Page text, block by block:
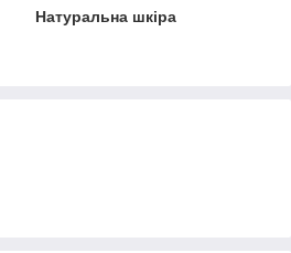
Натуральна шкіра